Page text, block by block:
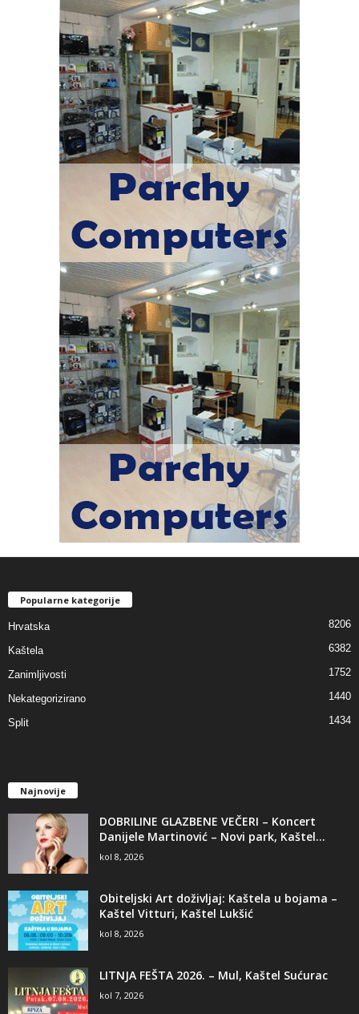
Popularne kategorije
Hrvatska 8206
Kaštela 6382
Zanimljivosti 1752
Nekategorizirano 1440
Split 1434
Najnovije
DOBRILINE GLAZBENE VEČERI – Koncert
Danijele Martinović – Novi park, Kaštel...
kol 8, 2026
Obiteljski Art doživljaj: Kaštela u bojama –
Kaštel Vitturi, Kaštel Lukšić
kol 8, 2026
LITNJA FEŠTA 2026. – Mul, Kaštel Sućurac
kol 7, 2026